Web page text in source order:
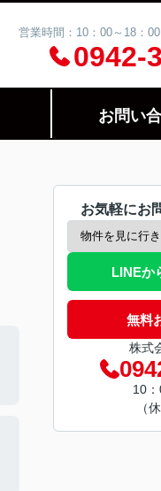
営業時間：10：00～18：
0942-
お問い
お気軽にお
LINEか
無料
株式
10
（